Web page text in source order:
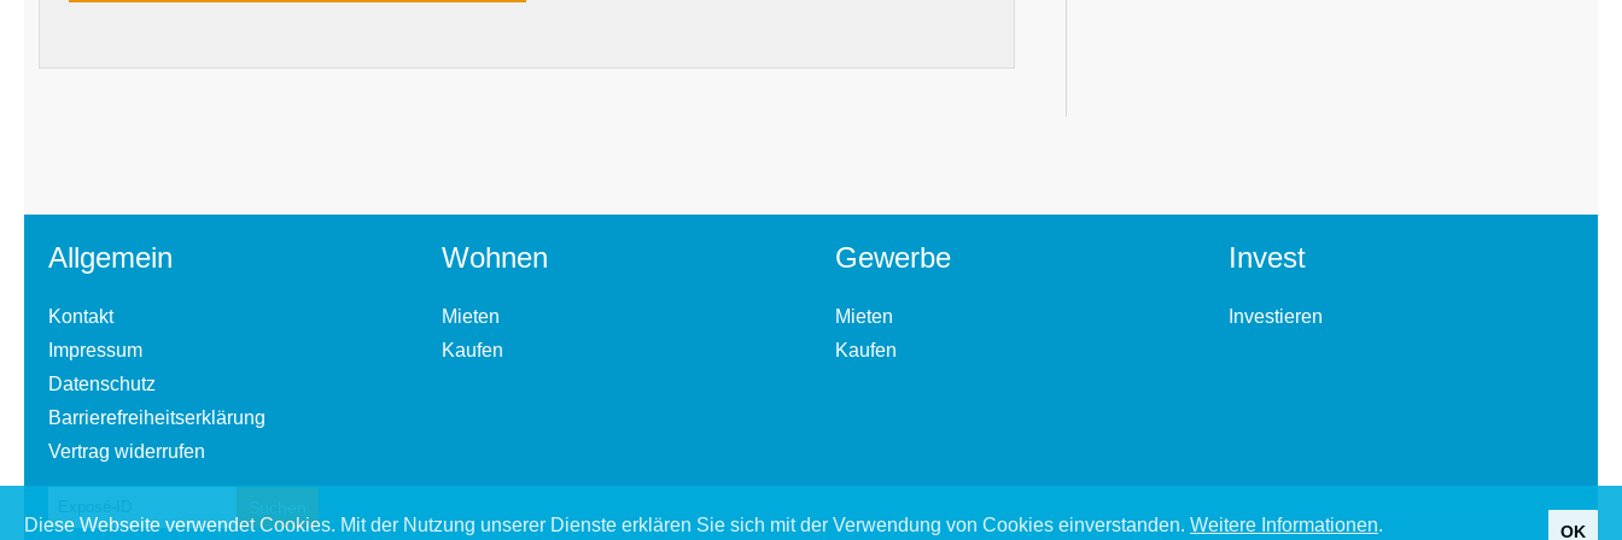
Allgemein
Kontakt
Impressum
Datenschutz
Barrierefreiheitserklärung
Vertrag widerrufen
Wohnen
Mieten
Kaufen
Gewerbe
Mieten
Kaufen
Invest
Investieren
Diese Webseite verwendet Cookies. Mit der Nutzung unserer Dienste erklären Sie sich mit der Verwendung von Cookies einverstanden. Weitere Informationen. OK